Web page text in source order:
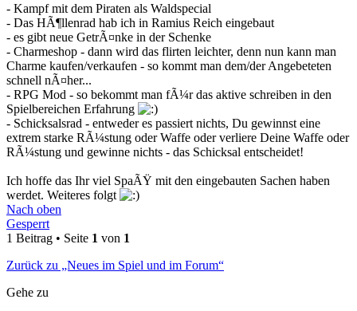
- Kampf mit dem Piraten als Waldspecial
- Das HÃ¶llenrad hab ich in Ramius Reich eingebaut
- es gibt neue GetrÃ¤nke in der Schenke
- Charmeshop - dann wird das flirten leichter, denn nun kann man
Charme kaufen/verkaufen - so kommt man dem/der Angebeteten
schnell nÃ¤her...
- RPG Mod - so bekommt man fÃ¼r das aktive schreiben in den
Spielbereichen Erfahrung
- Schicksalsrad - entweder es passiert nichts, Du gewinnst eine
extrem starke RÃ¼stung oder Waffe oder verliere Deine Waffe oder
RÃ¼stung und gewinne nichts - das Schicksal entscheidet!
Ich hoffe das Ihr viel SpaÃŸ mit den eingebauten Sachen haben
werdet. Weiteres folgt
Nach oben
Gesperrt
1 Beitrag • Seite 1 von 1
Zurück zu „Neues im Spiel und im Forum“
Gehe zu